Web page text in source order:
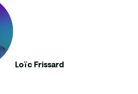
Loïc Frissard